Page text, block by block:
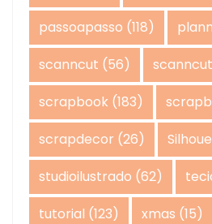
passoapasso (118)
scanncut (56)
scrapbook (183)
scrapdecor (26)
studioilustrado (62)
tutorial (123) xmas (15)